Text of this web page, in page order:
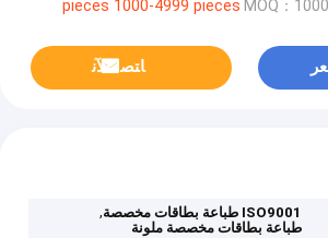
MOQ：1000
ﺎﺘﺼﻟ ﺍﻶﻧ
ISO9001 طباعة بطاقات مخصصة
,
طباعة بطاقات مخصصة ملونة